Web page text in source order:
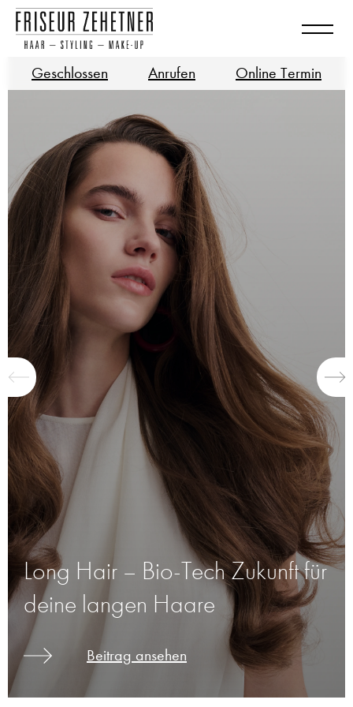
Geschlossen Anrufen Online Termin
Long Hair – Bio-Tech Zukunft für
deine langen Haare
Beitrag ansehen